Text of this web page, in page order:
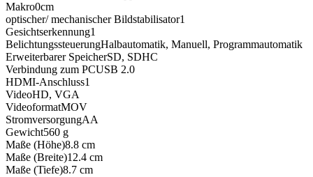
Makro0cm
optischer/ mechanischer Bildstabilisator1
Gesichtserkennung1
BelichtungssteuerungHalbautomatik, Manuell, Programmautomatik
Erweiterbarer SpeicherSD, SDHC
Verbindung zum PCUSB 2.0
HDMI-Anschluss1
VideoHD, VGA
VideoformatMOV
StromversorgungAA
Gewicht560 g
Maße (Höhe)8.8 cm
Maße (Breite)12.4 cm
Maße (Tiefe)8.7 cm